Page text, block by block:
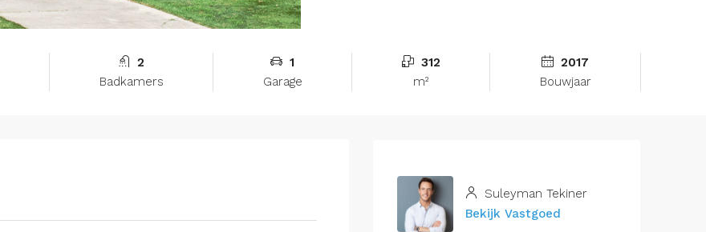
2
Badkamers
1
Garage
312
m²
2017
Bouwjaar
Suleyman Tekiner
Bekijk Vastgoed